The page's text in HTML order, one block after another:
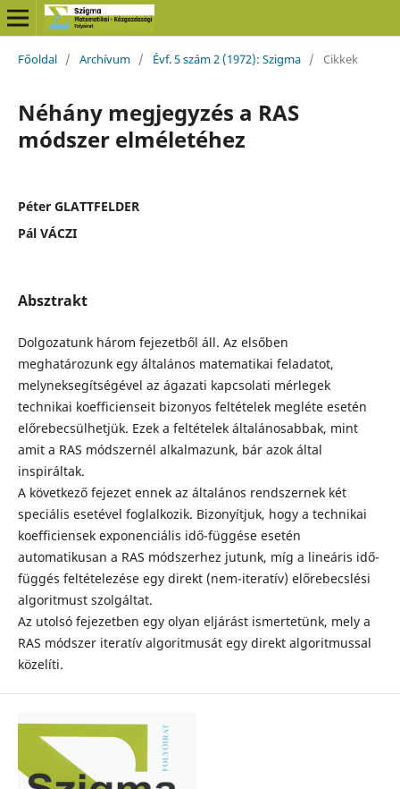
Főoldal / Archívum / Évf. 5 szám 2 (1972): Szigma / Cikkek
Néhány megjegyzés a RAS
módszer elméletéhez
Péter GLATTFELDER
Pál VÁCZI
Absztrakt
Dolgozatunk három fejezetből áll. Az elsőben
meghatározunk egy általános matematikai feladatot,
melyneksegítségével az ágazati kapcsolati mérlegek
technikai koefficienseit bizonyos feltételek megléte esetén
előrebecsülhetjük. Ezek a feltételek általánosabbak, mint
amit a RAS módszernél alkalmazunk, bár azok által
inspiráltak.
A következő fejezet ennek az általános rendszernek két
speciális esetével foglalkozik. Bizonyítjuk, hogy a technikai
koefficiensek exponenciális idő-függése esetén
automatikusan a RAS módszerhez jutunk, míg a lineáris idő-
függés feltételezése egy direkt (nem-iteratív) előrebecslési
algoritmust szolgáltat.
Az utolsó fejezetben egy olyan eljárást ismertetünk, mely a
RAS módszer iteratív algoritmusát egy direkt algoritmussal
közelíti.